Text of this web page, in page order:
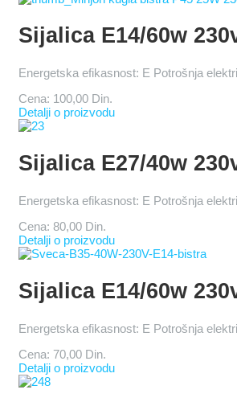
Sijalica E14/60w
Energetska efikasnost: E Potrošnja
Cena: 100,00 Din.
Detalji o proizvodu
Sijalica E27/40w
Energetska efikasnost: E Potrošnja
Cena: 80,00 Din.
Detalji o proizvodu
Sijalica E14/60w
Energetska efikasnost: E Potrošnja
Cena: 70,00 Din.
Detalji o proizvodu